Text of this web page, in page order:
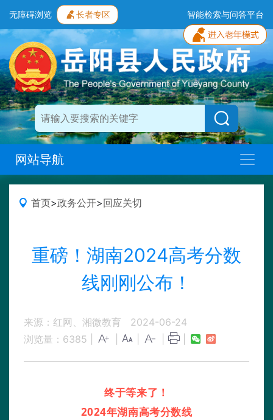
无障碍浏览 长者专区 智能检索与问答平台
网站导航
首页>政务公开>回应关切
重磅！湖南2024高考分数
线刚刚公布！
来源：红网、湘微教育
2024-06-24
浏览量： 6385
终于等来了！
2024年湖南高考分数线